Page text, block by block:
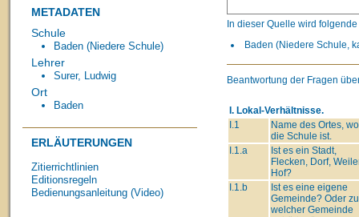
METADATEN
Schule
Baden (Niedere Schule)
Lehrer
Surer, Ludwig
Ort
Baden
ERLÄUTERUNGEN
Zitierrichtlinien
Editionsregeln
Bedienungsanleitung (Video)
In dieser Quelle wird
Baden (Niedere Schule,
Beantwortung der Fragen
I. Lokal-Verhältnisse.
I.1
Name des Ortes, wo
die Schule ist.
I.1.a
Ist es ein Stadt,
Flecken, Dorf,
Hof?
I.1.b
Ist es eine eigene
Gemeinde? Oder zu
welcher Gemeinde